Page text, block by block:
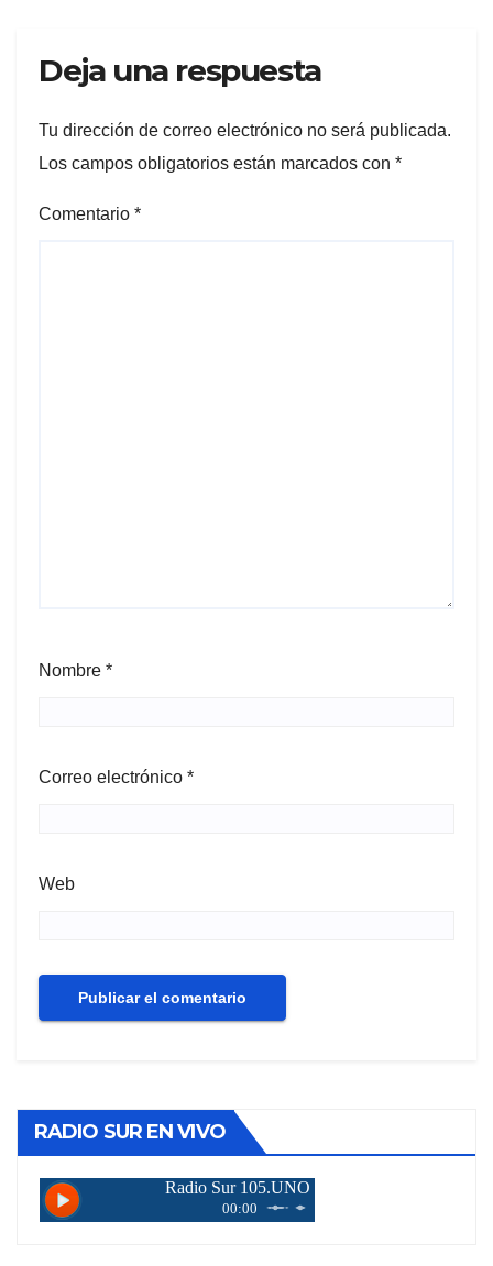
Deja una respuesta
Tu dirección de correo electrónico no será publicada.
Los campos obligatorios están marcados con *
Comentario *
Nombre *
Correo electrónico *
Web
RADIO SUR EN VIVO